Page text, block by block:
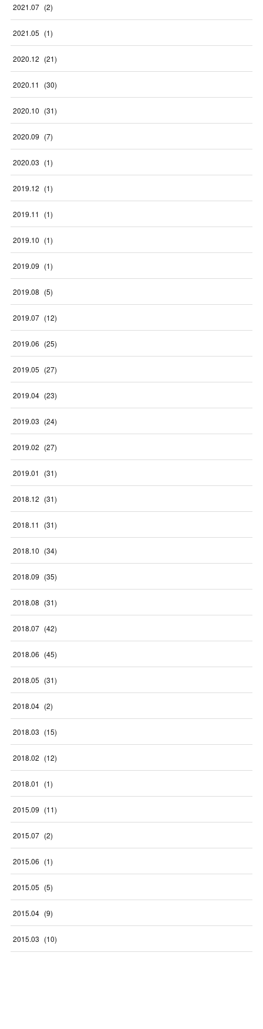
2021.07 (2)
2021.05 (1)
2020.12 (21)
2020.11 (30)
2020.10 (31)
2020.09 (7)
2020.03 (1)
2019.12 (1)
2019.11 (1)
2019.10 (1)
2019.09 (1)
2019.08 (5)
2019.07 (12)
2019.06 (25)
2019.05 (27)
2019.04 (23)
2019.03 (24)
2019.02 (27)
2019.01 (31)
2018.12 (31)
2018.11 (31)
2018.10 (34)
2018.09 (35)
2018.08 (31)
2018.07 (42)
2018.06 (45)
2018.05 (31)
2018.04 (2)
2018.03 (15)
2018.02 (12)
2018.01 (1)
2015.09 (11)
2015.07 (2)
2015.06 (1)
2015.05 (5)
2015.04 (9)
2015.03 (10)